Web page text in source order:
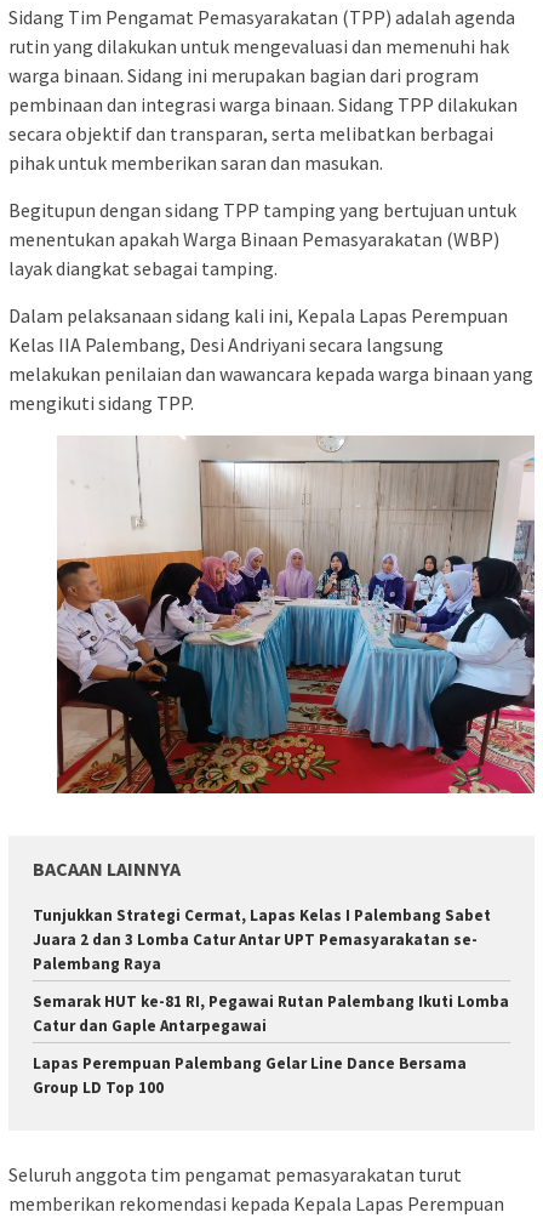
Sidang Tim Pengamat Pemasyarakatan (TPP) adalah agenda
rutin yang dilakukan untuk mengevaluasi dan memenuhi hak
warga binaan. Sidang ini merupakan bagian dari program
pembinaan dan integrasi warga binaan. Sidang TPP dilakukan
secara objektif dan transparan, serta melibatkan berbagai
pihak untuk memberikan saran dan masukan.
Begitupun dengan sidang TPP tamping yang bertujuan untuk
menentukan apakah Warga Binaan Pemasyarakatan (WBP)
layak diangkat sebagai tamping.
Dalam pelaksanaan sidang kali ini, Kepala Lapas Perempuan
Kelas IIA Palembang, Desi Andriyani secara langsung
melakukan penilaian dan wawancara kepada warga binaan yang
mengikuti sidang TPP.
BACAAN LAINNYA
Tunjukkan Strategi Cermat, Lapas Kelas I Palembang Sabet
Juara 2 dan 3 Lomba Catur Antar UPT Pemasyarakatan se-
Palembang Raya
Semarak HUT ke-81 RI, Pegawai Rutan Palembang Ikuti Lomba
Catur dan Gaple Antarpegawai
Lapas Perempuan Palembang Gelar Line Dance Bersama
Group LD Top 100
Seluruh anggota tim pengamat pemasyarakatan turut
memberikan rekomendasi kepada Kepala Lapas Perempuan